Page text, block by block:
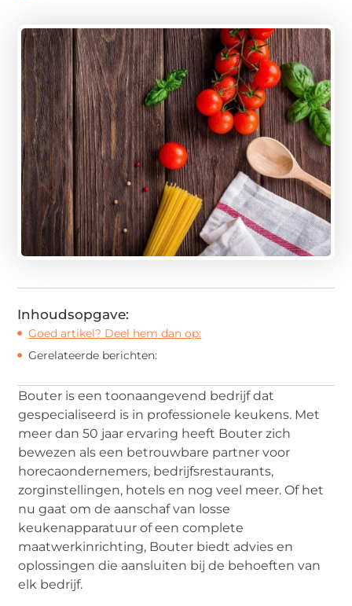
Inhoudsopgave:
Goed artikel? Deel hem dan op:
Gerelateerde berichten:
Bouter is een toonaangevend bedrijf dat
gespecialiseerd is in professionele keukens. Met
meer dan 50 jaar ervaring heeft Bouter zich
bewezen als een betrouwbare partner voor
horecaondernemers, bedrijfsrestaurants,
zorginstellingen, hotels en nog veel meer. Of het
nu gaat om de aanschaf van losse
keukenapparatuur of een complete
maatwerkinrichting, Bouter biedt advies en
oplossingen die aansluiten bij de behoeften van
elk bedrijf.